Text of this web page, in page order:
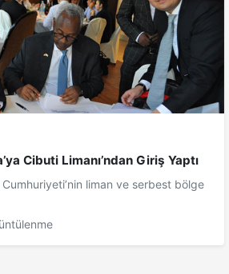
Cibuti Limanı’ndan Giriş Yaptı
Cumhuriyeti’nin liman ve serbest bölge